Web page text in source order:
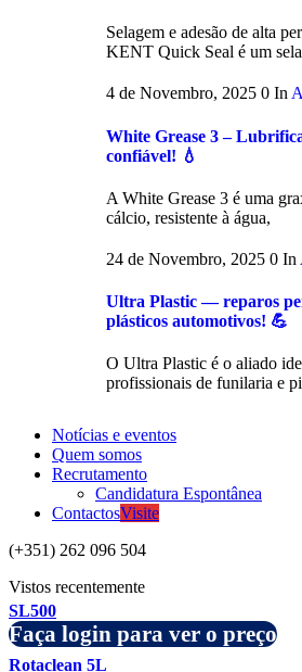
Selagem e adesão de alta
KENT Quick Seal é um
4 de Novembro, 2025 0 In
White Grease 3 –
confiável! 💧
A White Grease 3 é uma
cálcio, resistente à água,
24 de Novembro, 2025 0 In
Ultra Plastic — reparos
plásticos automotivos! 💪
O Ultra Plastic é o aliado
profissionais de funilaria e
Notícias e eventos
Quem somos
Recrutamento
Candidatura Espontânea
ContactosVisite
(+351) 262 096 504
Vistos recentemente
SL500
Faça login para ver o preço
Rotaclean 5L